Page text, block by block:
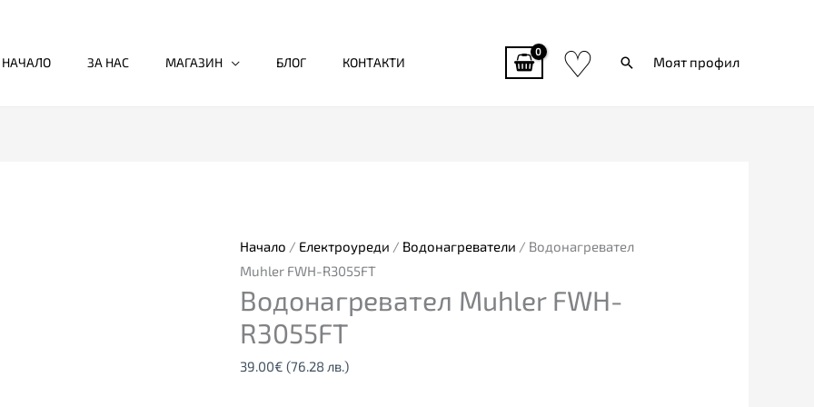
НАЧАЛО ЗА НАС МАГАЗИН БЛОГ КОНТАКТИ ♡ ТърсиМоят профил
Начало / Електроуреди / Водонагреватели / Водонагревател
Muhler FWH-R3055FT
Водонагревател Muhler FWH-
R3055FT
39.00€ (76.28 лв.)